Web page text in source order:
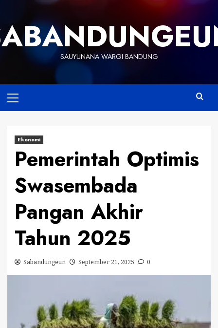
content
SAUYUNANA WARGI BANDUNG
Menu
Ekonomi
Pemerintah Optimis
Swasembada
Pangan Akhir
Tahun 2025
Sabandungeun September 21, 2025 0